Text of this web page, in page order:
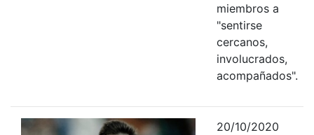
miembros a
"sentirse
cercanos,
involucrados,
acompañados".
20/10/2020